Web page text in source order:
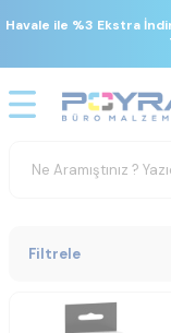
Havale ile %3 Ekstra
Filtrele